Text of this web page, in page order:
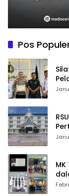
Pos